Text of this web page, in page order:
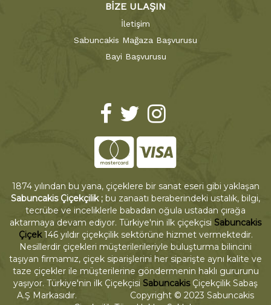
BİZE ULAŞIN
İletişim
Sabuncakis Mağaza Başvurusu
Bayi Başvurusu
1874 yılından bu yana, çiçeklere bir sanat eseri gibi yaklaşan
Sabuncakis Çiçekçilik ; bu zanaatı beraberindeki ustalık, bilgi,
tecrübe ve inceliklerle babadan oğula ustadan çırağa
aktarmaya devam ediyor. Türkiye'nin ilk çiçekçisi Sabuncakis
Çiçek146 yıldır çiçekçilik sektörüne hizmet vermektedir.
Nesillerdir çiçekleri müşterilerileriyle buluşturma bilincini
taşıyan firmamız, çiçek siparişlerini her siparişte aynı kalite ve
taze çiçekler ile müşterilerine göndermenin haklı gururunu
yaşıyor. Türkiye'nin ilk Çiçekçisi SabuncakisÇiçekçilik Sabaş
A.Ş Markasıdır. Copyright © 2023 Sabuncakis